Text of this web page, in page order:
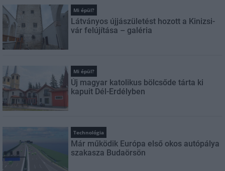
Mi épül?
Látványos újjászületést hozott a Kinizsi-
vár felújítása – galéria
Mi épül?
Új magyar katolikus bölcsőde tárta ki
kapuit Dél-Erdélyben
Technológia
Már működik Európa első okos autópálya
szakasza Budaörsön